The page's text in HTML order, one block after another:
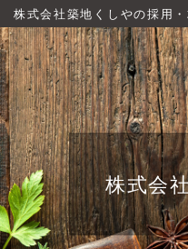
株式会社築地くしやの採用
株式会